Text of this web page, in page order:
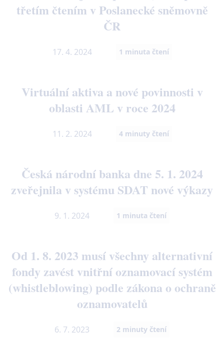
17. 4. 2024 1 minuta čtení
třetím čtením v Poslanecké sněmovně
ČR
11. 2. 2024 4 minuty čtení
Virtuální aktiva a nové povinnosti v
oblasti AML v roce 2024
9. 1. 2024 1 minuta čtení
Česká národní banka dne 5. 1. 2024
zveřejnila v systému SDAT nové výkazy
6. 7. 2023 2 minuty čtení
Od 1. 8. 2023 musí všechny alternativní
fondy zavést vnitřní oznamovací systém
(whistleblowing) podle zákona o ochraně
oznamovatelů